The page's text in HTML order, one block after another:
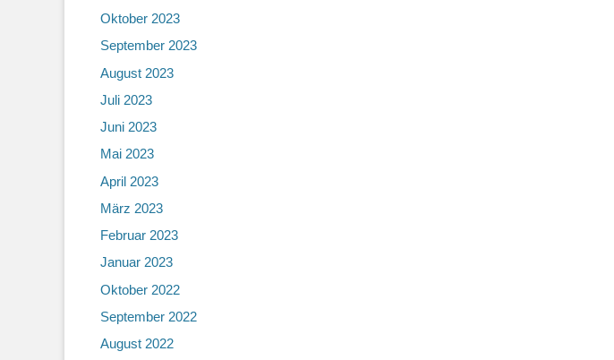
Oktober 2023
September 2023
August 2023
Juli 2023
Juni 2023
Mai 2023
April 2023
März 2023
Februar 2023
Januar 2023
Oktober 2022
September 2022
August 2022